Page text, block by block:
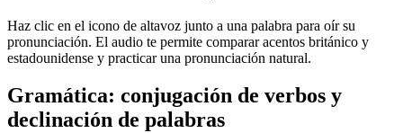
Haz clic en el icono de altavoz junto a una palabra para oír su
pronunciación. El audio te permite comparar acentos británico y
estadounidense y practicar una pronunciación natural.
Gramática: conjugación de verbos y
declinación de palabras